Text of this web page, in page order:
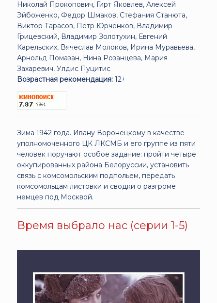
Николай Прокопович, Гирт Яковлев, Алексей
Эйбоженко, Федор Шмаков, Стефания Станюта,
Виктор Тарасов, Петр Юрченков, Владимир
Грицевский, Владимир Золотухин, Евгений
Карельских, Вячеслав Молоков, Ирина Муравьева,
Арнольд Помазан, Нина Розанцева, Мария
Захаревич, Улдис Пуцитис
Возрастная рекомендация: 12+
Зима 1942 года. Ивану Воронецкому в качестве
уполномоченного ЦК ЛКСМБ и его группе из пяти
человек поручают особое задание: пройти четыре
оккупированных района Белоруссии, установить
связь с комсомольским подпольем, передать
комсомольцам листовки и сводки о разгроме
немцев под Москвой.
Время выбрало нас (серии 1-5)